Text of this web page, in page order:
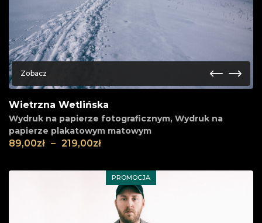
Zobacz
Wietrzna Wetlińska
Wydruk na papierze fotograficznym, Wydruk na
papierze plakatowym matowym
89,00zł – 219,00zł
PROMOCJA